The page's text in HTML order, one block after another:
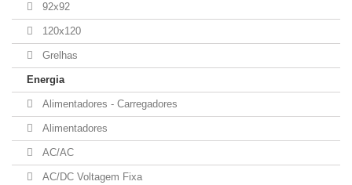
92x92
120x120
Grelhas
Energia
Alimentadores - Carregadores
Alimentadores
AC/AC
AC/DC Voltagem Fixa